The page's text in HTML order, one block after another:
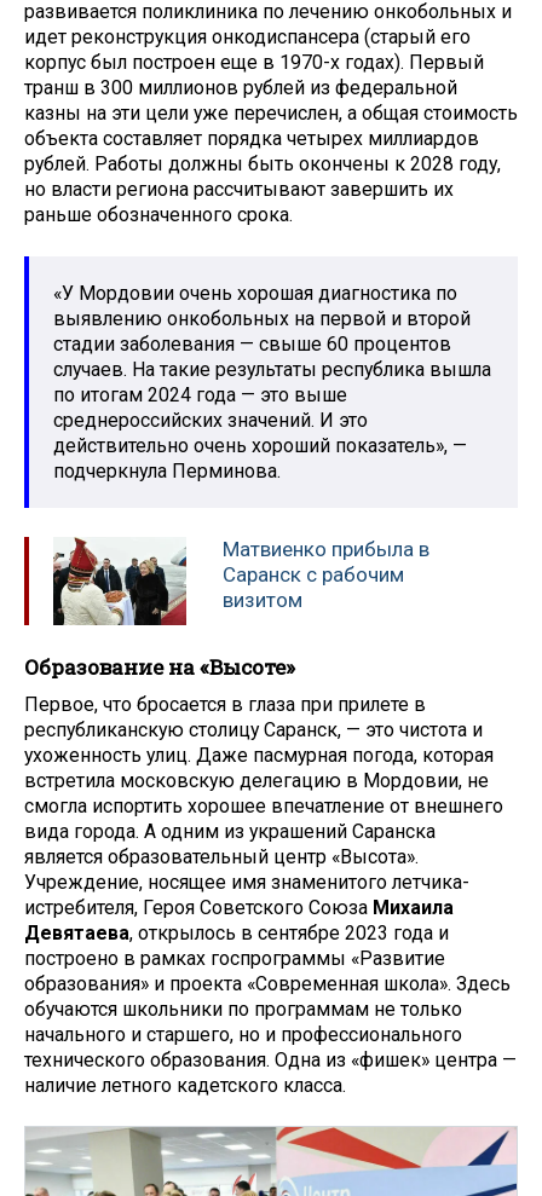
развивается поликлиника по лечению онкобольных и
идет реконструкция онкодиспансера (старый его
корпус был построен еще в 1970-х годах). Первый
транш в 300 миллионов рублей из федеральной
казны на эти цели уже перечислен, а общая стоимость
объекта составляет порядка четырех миллиардов
рублей. Работы должны быть окончены к 2028 году,
но власти региона рассчитывают завершить их
раньше обозначенного срока.
«У Мордовии очень хорошая диагностика по
выявлению онкобольных на первой и второй
стадии заболевания — свыше 60 процентов
случаев. На такие результаты республика вышла
по итогам 2024 года — это выше
среднероссийских значений. И это
действительно очень хороший показатель», —
подчеркнула Перминова.
Матвиенко прибыла в
Саранск с рабочим
визитом
Образование на «Высоте»
Первое, что бросается в глаза при прилете в
республиканскую столицу Саранск, — это чистота и
ухоженность улиц. Даже пасмурная погода, которая
встретила московскую делегацию в Мордовии, не
смогла испортить хорошее впечатление от внешнего
вида города. А одним из украшений Саранска
является образовательный центр «Высота».
Учреждение, носящее имя знаменитого летчика-
истребителя, Героя Советского Союза Михаила
Девятаева, открылось в сентябре 2023 года и
построено в рамках госпрограммы «Развитие
образования» и проекта «Современная школа». Здесь
обучаются школьники по программам не только
начального и старшего, но и профессионального
технического образования. Одна из «фишек» центра —
наличие летного кадетского класса.